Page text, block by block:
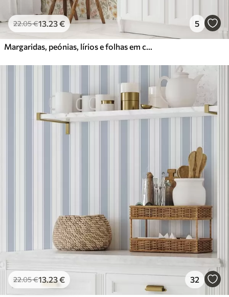
22.05€13.23€ 5
Margaridas, peónias, lírios e folhas em cores delicadas
22.05€13.23€ 32